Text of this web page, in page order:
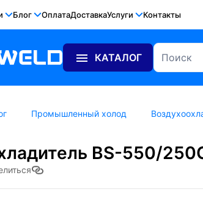
Блог ОплатаДоставкаУслуги Контакты
КАТАЛОГ
Промышленный холод
BS-550/